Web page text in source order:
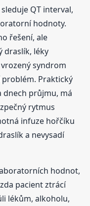
QT interval,
hodnoty.
řešení, ale
draslík, léky
syndrom
Praktický
dnech průjmu, má
rytmus
infuze hořčíku
a nevysadí
hodnot,
pacient ztrácí
lékům, alkoholu,